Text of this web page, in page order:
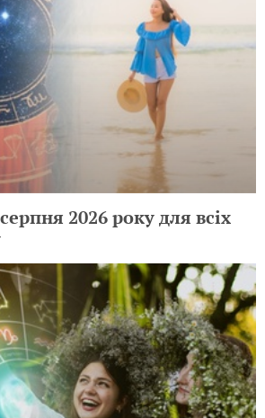
2026 року для всіх